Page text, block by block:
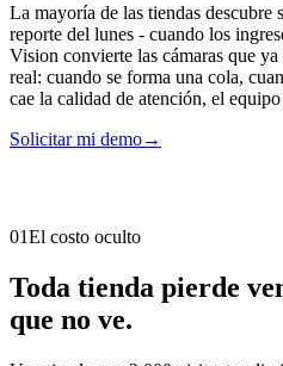
La mayoría de las tiendas descubre
reporte del lunes - cuando los
Vision convierte las cámaras que
real: cuando se forma una cola,
cae la calidad de atención, el
Solicitar mi demo→
01El costo oculto
Toda tienda pierde
que no ve.